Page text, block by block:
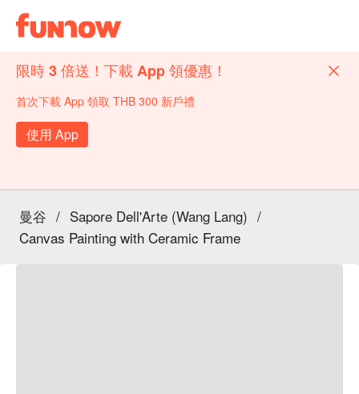
限時 3 倍送！下載 App 領優惠！
首次下載 App 領取 THB 300 新戶禮
使用 App
曼谷 / Sapore Dell'Arte (Wang Lang) /
Canvas Painting with Ceramic Frame